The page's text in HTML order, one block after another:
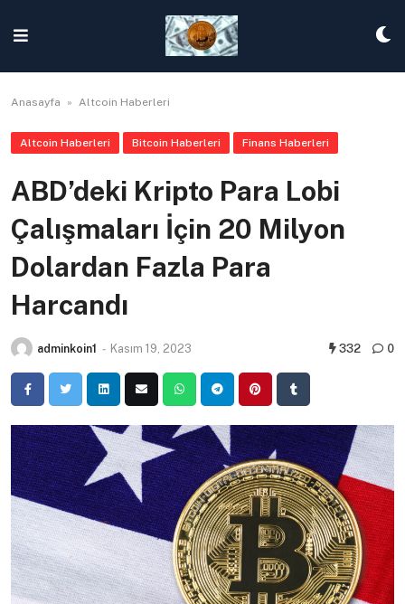
content
Anasayfa » Altcoin Haberleri
Altcoin Haberleri Bitcoin Haberleri Finans Haberleri
ABD’deki Kripto Para Lobi
Çalışmaları İçin 20 Milyon
Dolardan Fazla Para
Harcandı
adminkoin1 - Kasım 19, 2023 332 0